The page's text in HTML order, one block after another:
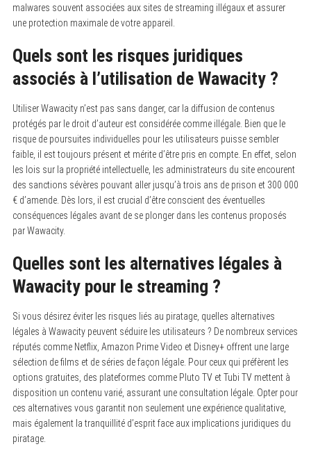
malwares souvent associées aux sites de streaming illégaux et assurer
une protection maximale de votre appareil.
Quels sont les risques juridiques
associés à l’utilisation de Wawacity ?
Utiliser Wawacity n’est pas sans danger, car la diffusion de contenus
protégés par le droit d’auteur est considérée comme illégale. Bien que le
risque de poursuites individuelles pour les utilisateurs puisse sembler
faible, il est toujours présent et mérite d’être pris en compte. En effet, selon
les lois sur la propriété intellectuelle, les administrateurs du site encourent
des sanctions sévères pouvant aller jusqu’à trois ans de prison et 300 000
€ d’amende. Dès lors, il est crucial d’être conscient des éventuelles
conséquences légales avant de se plonger dans les contenus proposés
par Wawacity.
Quelles sont les alternatives légales à
Wawacity pour le streaming ?
Si vous désirez éviter les risques liés au piratage, quelles alternatives
légales à Wawacity peuvent séduire les utilisateurs ? De nombreux services
réputés comme Netflix, Amazon Prime Video et Disney+ offrent une large
sélection de films et de séries de façon légale. Pour ceux qui préfèrent les
options gratuites, des plateformes comme Pluto TV et Tubi TV mettent à
disposition un contenu varié, assurant une consultation légale. Opter pour
ces alternatives vous garantit non seulement une expérience qualitative,
mais également la tranquillité d’esprit face aux implications juridiques du
piratage.